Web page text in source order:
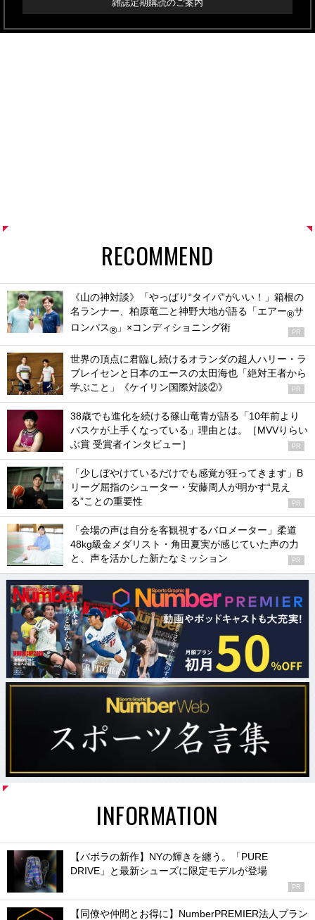
雑誌定期購読のご案内
RECOMMEND
《山の神対談》「やっぱり“タイパ”がいい！」箱根の
名ランナー、柏原竜二と神野大地が語る「エアー®サ
ロンパス® 」×コンディショニング術 PR
世界の頂点に君臨し続けるオランダの超人ハリー・ラ
ブレイセンと日本のエースの太田海也「絶対王者から
学ぶこと」《ケイリン国際対談②》
PR
38歳でも進化を続ける篠山竜青が語る「10年前より
バスケが上手くなっている」理由とは。［MVVりらい
ぶ賞 受賞者インタビュー］
PR
「少しぼやけているだけでも感覚が狂ってきます」B
リーグ屈指のシューター・安藤周人が明かす“見え
る”ことの重要性
PR
「会場の声は自分を客観視するバロメーター」柔道
48kg級金メダリスト・角田夏実が感じていた声の力
と、声を活かした新たなミッション
PR
INFORMATION
【バボラの新作】NYの輝きを纏う。「PURE
DRIVE」と最新シューズに限定モデルが登場
PR
【同僚や仲間とお得に】NumberPREMIER法人プラン